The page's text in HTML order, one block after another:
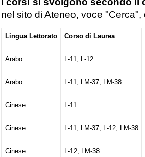
nel sito di Ateneo, voce"Cerca",
Lingua Lettorato Corso di Laurea
Arabo L-11, L-12
Arabo L-11, LM-37, LM-38
Cinese L-11
Cinese L-11, LM-37, L-12, LM-38
Cinese L-12, LM-38